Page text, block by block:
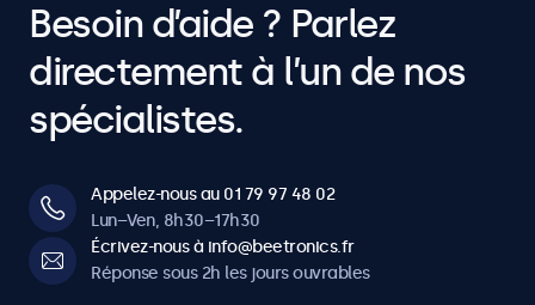
Besoin d’aide ? Parlez
directement à l’un de nos
spécialistes.
Appelez-nous au 01 79 97 48 02
Lun–Ven, 8h30–17h30
Écrivez-nous à info@beetronics.fr
Réponse sous 2h les jours ouvrables